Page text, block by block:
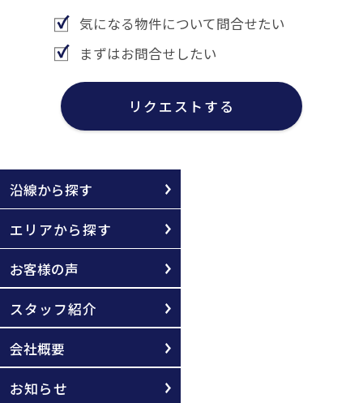
気になる物件について問合せたい
まずはお問合せしたい
リクエストする
沿線から探す
エリアから探す
お客様の声
スタッフ紹介
会社概要
お知らせ